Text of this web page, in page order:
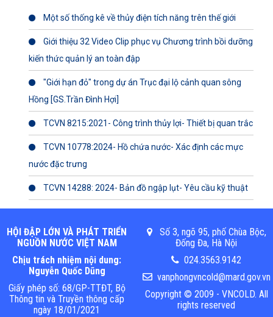
Một số thống kê về thủy điện tích năng trên thế giới
Giới thiệu 32 Video Clip phục vụ Chương trình bồi dưỡng
kiến thức quản lý an toàn đập
"Giới hạn đỏ" trong dự án Trục đại lộ cảnh quan sông
Hồng [GS.Trần Đình Hợi]
TCVN 8215:2021- Công trình thủy lợi- Thiết bị quan trắc
TCVN 10778:2024- Hồ chứa nước- Xác định các mực
nước đặc trưng
TCVN 14288: 2024- Bản đồ ngập lụt- Yêu cầu kỹ thuật
HỘI ĐẬP LỚN VÀ PHÁT TRIỂN
NGUỒN NƯỚC VIỆT NAM
Chịu trách nhiệm nội dung:
Nguyễn Quốc Dũng
Giấy phép số: 68/GP-TTĐT, Bộ
Thông tin và Truyền thông cấp
ngày 18/01/2021
Số 3, ngõ 95, phố Chùa Bộc,
Đống Đa, Hà Nội
024.3563.9142
vanphongvncold@mard.gov.vn
Copyright © 2009 - VNCOLD. All
rights reserved